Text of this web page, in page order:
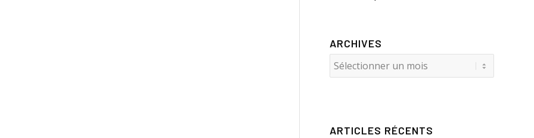
ARCHIVES
ARTICLES RÉCENTS